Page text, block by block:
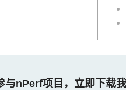
与nPerf项目，立即下载我